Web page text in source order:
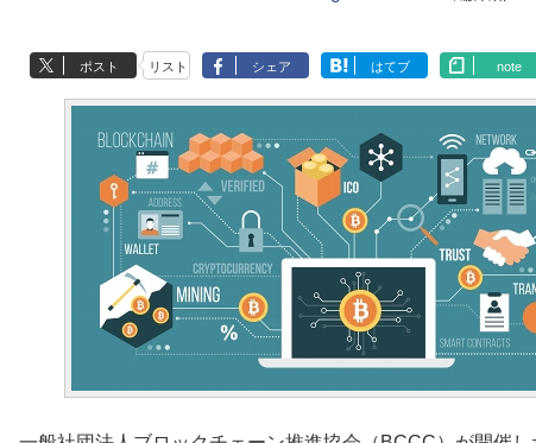
ポスト リスト シェア はてブ note